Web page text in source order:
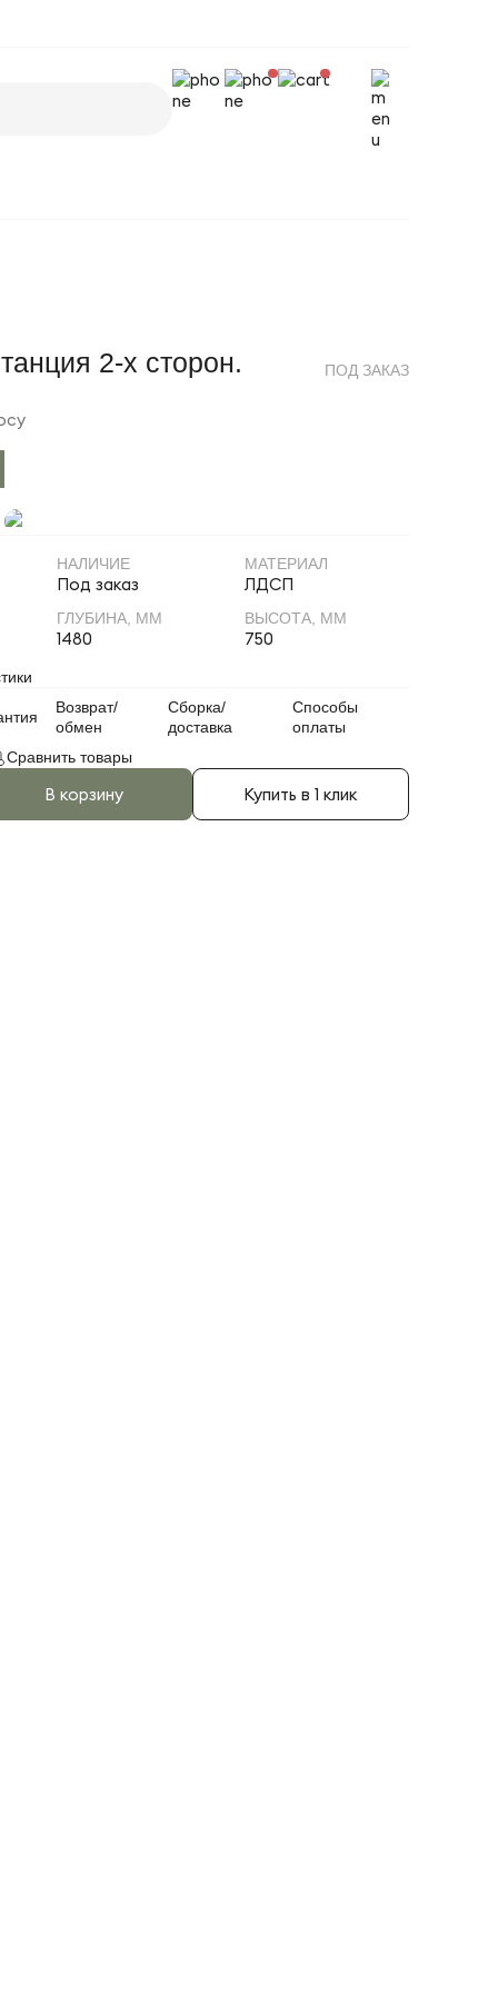
2-х сторон. ПОД ЗАКАЗ
НАЛИЧИЕ
Под заказ
МАТЕРИАЛ
ЛДСП
ГЛУБИНА, ММ
1480
ВЫСОТА, ММ
750
Возврат/
обмен
Сборка/
доставка
Способы
оплаты
Сравнить товары
В корзину Купить в 1 клик